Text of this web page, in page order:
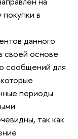
в
данного
своей основе
сообщений для
периоды
так как